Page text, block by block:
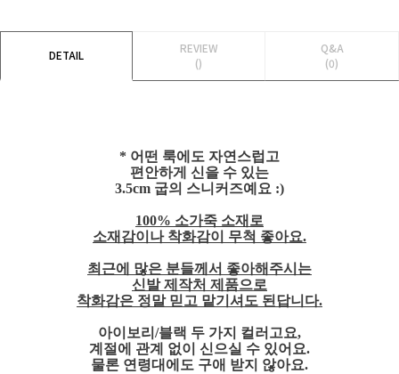
DETAIL
REVIEW
()
Q&A
(0)
* 어떤 룩에도 자연스럽고
편안하게 신을 수 있는
3.5cm 굽의 스니커즈예요 :)
100% 소가죽 소재로
소재감이나 착화감이 무척 좋아요.
최근에 많은 분들께서 좋아해주시는
신발 제작처 제품으로
착화감은 정말 믿고 맡기셔도 된답니다.
아이보리/블랙 두 가지 컬러고요,
계절에 관계 없이 신으실 수 있어요.
물론 연령대에도 구애 받지 않아요.